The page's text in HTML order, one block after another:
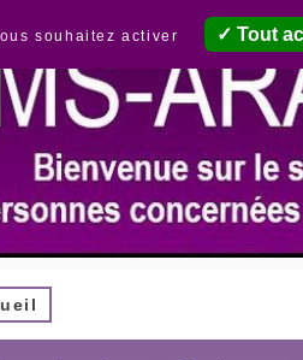
souhaitez activer Tout